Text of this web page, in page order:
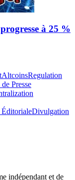
à 25 %
AltcoinsRegulation
Presse
Divulgation
indépendant et de